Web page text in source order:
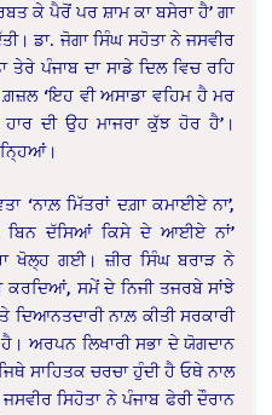
ਕੇ ਪੈਰੋਂ ਪਰ ਸ਼ਾਮ ਕਾ ਬਸੇਰਾ ਹੈ’ ਗਾ
ਡਾ. ਜੋਗਾ ਸਿੰਘ ਸਹੋਤਾ ਨੇ ਜਸਵੀਰ
ਤੇਰੇ ਪੰਜਾਬ ਦਾ ਸਾਡੇ ਦਿਲ ਵਿਚ ਰਹਿ
‘ਇਹ ਵੀ ਅਸਾਡਾ ਵਹਿਮ ਹੈ ਮਰ
ਦੀ ਉਹ ਮਾਜਰਾ ਕੁੱਝ ਹੋਰ ਹੈ’।
‘ਨਾਲ਼ ਮਿੱਤਰਾਂ ਦਗ਼ਾ ਕਮਾਈਏ ਨਾ’,
ਬਿਨ ਦੱਸਿਆਂ ਕਿਸੇ ਦੇ ਆਈਏ ਨਾਂ’
ਖੋਲ੍ਹ ਗਈ। ਜ਼ੀਰ ਸਿੰਘ ਬਰਾੜ ਨੇ
ਕਰਦਿਆਂ, ਸਮੇਂ ਦੇ ਨਿਜੀ ਤਜਰਬੇ ਸਾਂਝੇ
ਦਿਆਨਤਦਾਰੀ ਨਾਲ਼ ਕੀਤੀ ਸਰਕਾਰੀ
ਅਰਪਨ ਲਿਖਾਰੀ ਸਭਾ ਦੇ ਯੋਗਦਾਨ
ਸਾਹਿਤਕ ਚਰਚਾ ਹੁੰਦੀ ਹੈ ਓਥੇ ਨਾਲ
ਸਿਹੋਤਾ ਨੇ ਪੰਜਾਬ ਫੇਰੀ ਦੌਰਾਨ